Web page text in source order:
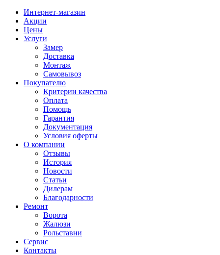
Интернет-магазин
Акции
Цены
Услуги
Замер
Доставка
Монтаж
Самовывоз
Покупателю
Критерии качества
Оплата
Помощь
Гарантия
Документация
Условия оферты
О компании
Отзывы
История
Новости
Статьи
Дилерам
Благодарности
Ремонт
Ворота
Жалюзи
Рольставни
Сервис
Контакты